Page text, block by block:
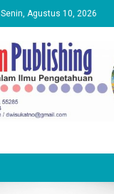
Senin, Agustus 10, 2026